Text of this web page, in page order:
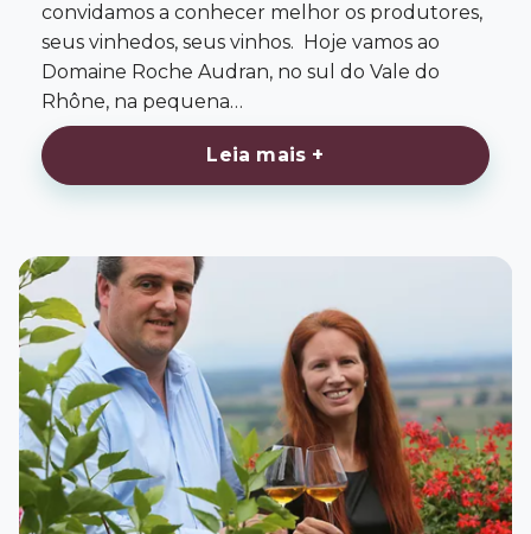
convidamos a conhecer melhor os produtores,
seus vinhedos, seus vinhos. Hoje vamos ao
Domaine Roche Audran, no sul do Vale do
Rhône, na pequena…
Leia mais +